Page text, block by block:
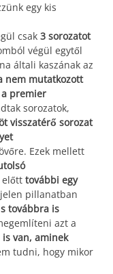
egy kis
csak 3 sorozatot
végül egytől
általi kaszának az
nem mutatkozott
premier
sorozatok,
visszatérő sorozat
Ezek mellett
előtt további egy
pillanatban
továbbra is
azt a
van, aminek
tudni, hogy mikor